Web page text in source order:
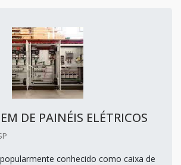
DE PAINÉIS ELÉTRICOS
conhecido como caixa de